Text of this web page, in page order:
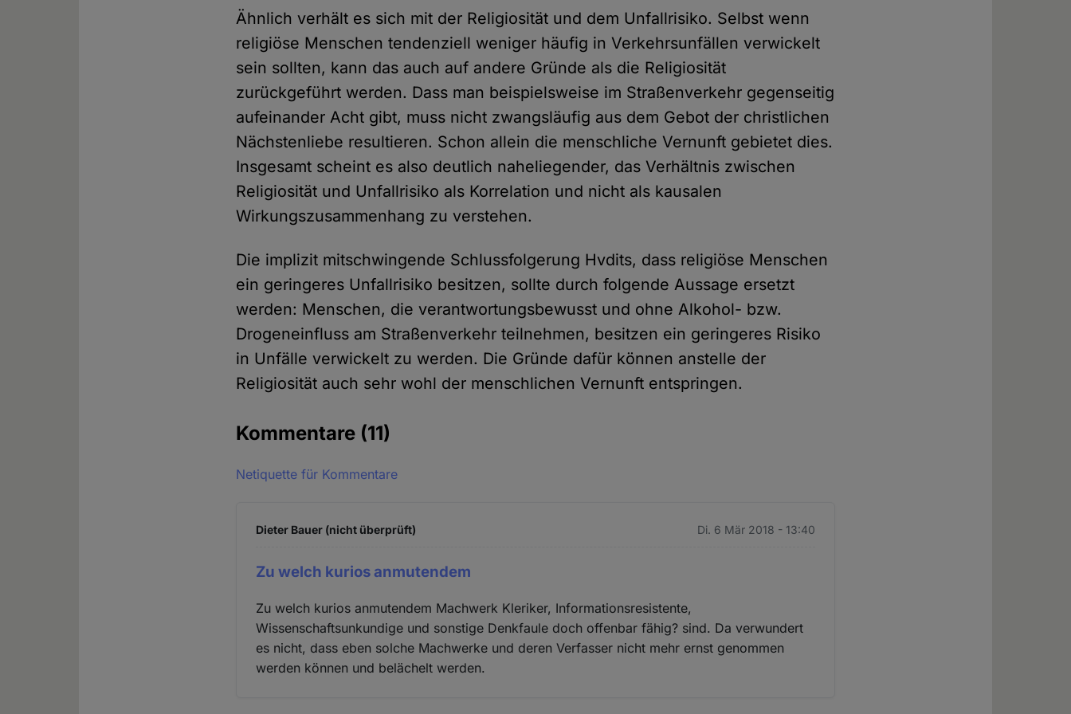
Ähnlich verhält es sich mit der Religiosität und dem Unfallrisiko. Selbst wenn
religiöse Menschen tendenziell weniger häufig in Verkehrsunfällen verwickelt
sein sollten, kann das auch auf andere Gründe als die Religiosität
zurückgeführt werden. Dass man beispielsweise im Straßenverkehr gegenseitig
aufeinander Acht gibt, muss nicht zwangsläufig aus dem Gebot der christlichen
Nächstenliebe resultieren. Schon allein die menschliche Vernunft gebietet dies.
Insgesamt scheint es also deutlich naheliegender, das Verhältnis zwischen
Religiosität und Unfallrisiko als Korrelation und nicht als kausalen
Wirkungszusammenhang zu verstehen.
Die implizit mitschwingende Schlussfolgerung Hvdits, dass religiöse Menschen
ein geringeres Unfallrisiko besitzen, sollte durch folgende Aussage ersetzt
werden: Menschen, die verantwortungsbewusst und ohne Alkohol- bzw.
Drogeneinfluss am Straßenverkehr teilnehmen, besitzen ein geringeres Risiko
in Unfälle verwickelt zu werden. Die Gründe dafür können anstelle der
Religiosität auch sehr wohl der menschlichen Vernunft entspringen.
Kommentare (11)
Netiquette für Kommentare
Dieter Bauer (nicht überprüft) Di. 6 Mär 2018 - 13:40
Zu welch kurios anmutendem
Zu welch kurios anmutendem Machwerk Kleriker, Informationsresistente,
Wissenschaftsunkundige und sonstige Denkfaule doch offenbar fähig? sind. Da verwundert
es nicht, dass eben solche Machwerke und deren Verfasser nicht mehr ernst genommen
werden können und belächelt werden.